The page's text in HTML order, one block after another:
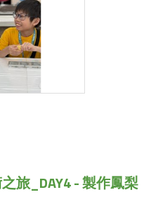
旅_DAY4 - 製作鳳梨